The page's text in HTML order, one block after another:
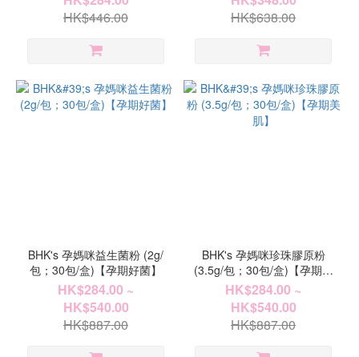
HK$446.00
HK$638.00
BHK's 孕媽咪益生菌粉 (2g/
包；30包/盒)【孕期好菌】
HK$284.00 ~
HK$540.00
HK$887.00
BHK's 孕媽咪珍珠膠原粉
(3.5g/包；30包/盒)【孕期美
肌】
HK$284.00 ~
HK$540.00
HK$887.00